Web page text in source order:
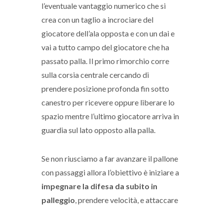
l’eventuale vantaggio numerico che si
crea con un taglio a incrociare del
giocatore dell’ala opposta e con un dai e
vai a tutto campo del giocatore che ha
passato palla. Il primo rimorchio corre
sulla corsia centrale cercando di
prendere posizione profonda fin sotto
canestro per ricevere oppure liberare lo
spazio mentre l’ultimo giocatore arriva in
guardia sul lato opposto alla palla.
Se non riusciamo a far avanzare il pallone
con passaggi allora l’obiettivo è iniziare a
impegnare la difesa da subito in
palleggio , prendere velocità, e attaccare